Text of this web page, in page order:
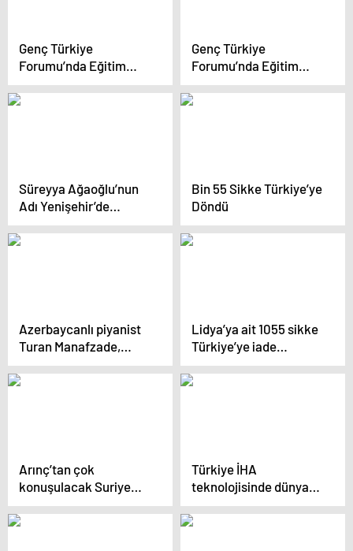
Genç Türkiye
Forumu’nda Eğitim
Politikaları Tartışıldı
Genç Türkiye
Forumu’nda Eğitim
Politikaları Masaya
Yatırıldı
Süreyya Ağaoğlu’nun
Adı Yenişehir’de
Yaşatılacak
Bin 55 Sikke Türkiye’ye
Döndü
Azerbaycanlı piyanist
Turan Manafzade,
Tarihi Yarımadayı
ziyaret etti
Lidya’ya ait 1055 sikke
Türkiye’ye iade
edilecek
Arınç’tan çok
konuşulacak Suriye
yorumu: En karlı İsrail
çıktı
Türkiye İHA
teknolojisinde dünya
lideri